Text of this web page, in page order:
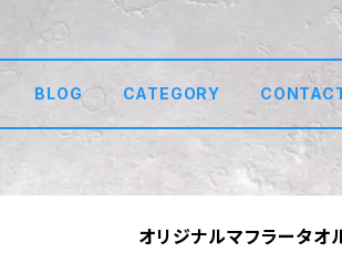
BLOG CATEGORY
オリジナルマフラータオ